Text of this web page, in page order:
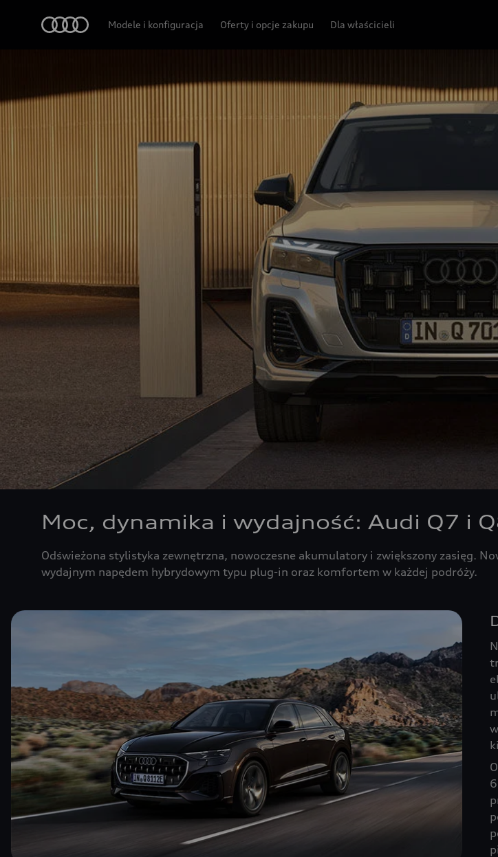
Modele i konfiguracja Oferty i opcje zakupu Dla właścicieli
Moc, dynamika i wydajność: Audi Q7 i
Odświeżona stylistyka zewnętrzna, nowoczesne akumulatory i zwiększony zasięg.
wydajnym napędem hybrydowym typu plug-in oraz komfortem w każdej podróży.